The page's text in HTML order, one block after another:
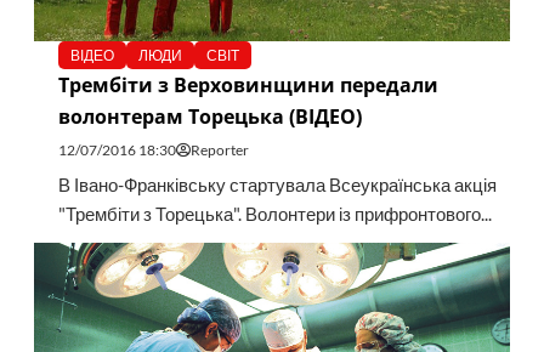
ВІДЕО ЛЮДИ СВІТ
Трембіти з Верховинщини передали
волонтерам Торецька (ВІДЕО)
12/07/2016 18:30 Reporter
В Івано-Франківську стартувала Всеукраїнська акція
"Трембіти з Торецька". Волонтери із прифронтового...